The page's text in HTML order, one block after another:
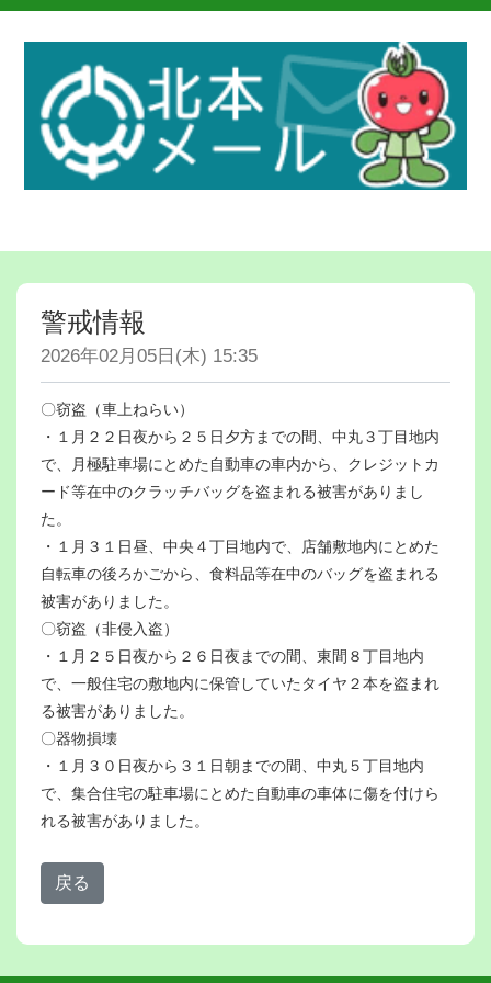
警戒情報
2026年02月05日(木) 15:35
〇窃盗（車上ねらい）
・１月２２日夜から２５日夕方までの間、中丸３丁目地内
で、月極駐車場にとめた自動車の車内から、クレジットカ
ード等在中のクラッチバッグを盗まれる被害がありまし
た。
・１月３１日昼、中央４丁目地内で、店舗敷地内にとめた
自転車の後ろかごから、食料品等在中のバッグを盗まれる
被害がありました。
〇窃盗（非侵入盗）
・１月２５日夜から２６日夜までの間、東間８丁目地内
で、一般住宅の敷地内に保管していたタイヤ２本を盗まれ
る被害がありました。
〇器物損壊
・１月３０日夜から３１日朝までの間、中丸５丁目地内
で、集合住宅の駐車場にとめた自動車の車体に傷を付けら
れる被害がありました。
戻る